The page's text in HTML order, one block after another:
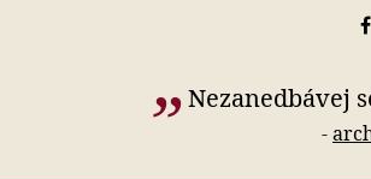
Nezanedbávej
-